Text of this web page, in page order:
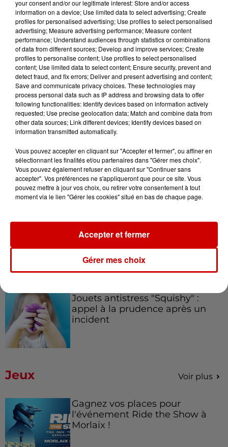
Infos Voir plus
20h49
Retour du risque feu de forêt
17h13
Le Grand Ouest passe en
vigilance orange canicule
Éclipse solaire : le vrai du faux
sur les lunettes de protection
Jouets antistress "Squishy" :
appel à la prudence après un
incident
Jeux Voir plus
Gagnez vos places pour
l'événement Ride the Show à
Morlaix !
your consent and/or our legitimate interest: Store and/or access
information on a device; Use limited data to select advertising; Create
profiles for personalised advertising; Use profiles to select personalised
advertising; Measure advertising performance; Measure content
performance; Understand audiences through statistics or combinations
of data from different sources; Develop and improve services; Create
profiles to personalise content; Use profiles to select personalised
content; Use limited data to select content; Ensure security, prevent and
detect fraud, and fix errors; Deliver and present advertising and content;
Save and communicate privacy choices. These technologies may
process personal data such as IP address and browsing data to offer
following functionalities: Identify devices based on information actively
requested; Use precise geolocation data; Match and combine data from
other data sources; Link different devices; Identify devices based on
information transmitted automatically.
Vous pouvez accepter en cliquant sur "Accepter et fermer", ou affiner en
sélectionnant les finalités et/ou partenaires dans "Gérer mes choix".
Vous pouvez également refuser en cliquant sur "Continuer sans
accepter". Vos préférences ne s'appliqueront que pour ce site. Vous
pouvez mettre à jour vos choix, ou retirer votre consentement à tout
moment via le lien "Gérer les cookies" situé en bas de chaque page.
Gérer mes choix
Accepter et fermer